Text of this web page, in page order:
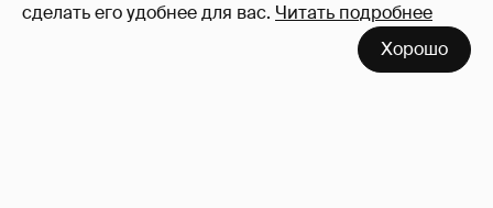
сделать его удобнее для вас. Читать подробнее
Хорошо